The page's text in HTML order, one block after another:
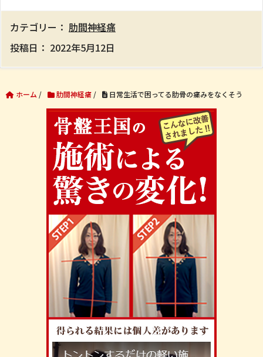
カテゴリー： 肋間神経痛
投稿日： 2022年5月12日
ホーム / 肋間神経痛 / 日常生活で困ってる肋骨の痛みをなくそう